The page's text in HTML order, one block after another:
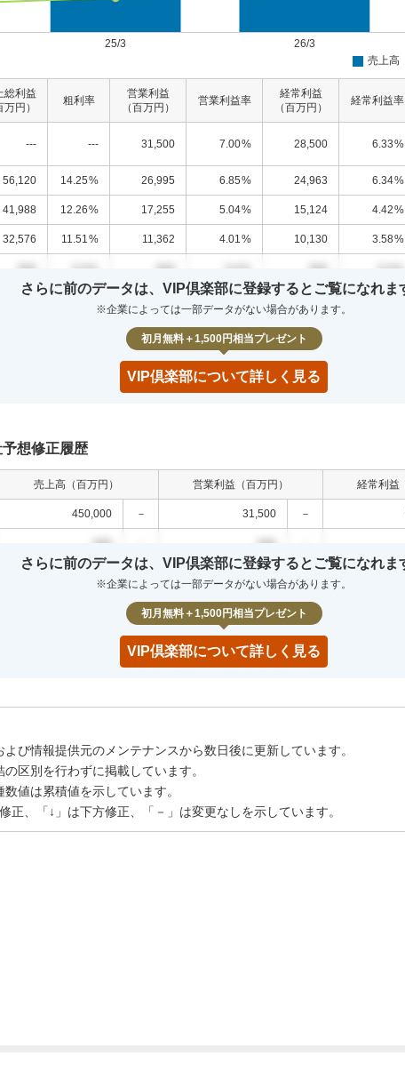
総利益
万円）
粗利率
営業利益
（百万円）
営業利益率
経常利益
（百万円）
経常利益率
--- --- 31,500 7.00% 28,500 6.33%
56,120 14.25% 26,995 6.85% 24,963 6.34%
41,988 12.26% 17,255 5.04% 15,124 4.42%
32,576 11.51 % 11,362 4.01 % 10,130 3.58%
000 0.0% 000 0.0% 000 0.0%
000 0.0% 000
さらに前のデータは、VIP倶楽部に登録するとご覧になれま
※企業によっては一部データがない場合があります。
初月無料＋1,500円相当プレゼント
VIP倶楽部について詳しく見る
想修正履歴
売上高（百万円） 営業利益（百万円） 経常利益
450,000 － 31,500 －
000 000
－ 000 －
さらに前のデータは、VIP倶楽部に登録するとご覧になれま
※企業によっては一部データがない場合があります。
初月無料＋1,500円相当プレゼント
VIP倶楽部について詳しく見る
び情報提供元のメンテナンスから数日後に更新しています。
区別を行わずに掲載しています。
値は累積値を示しています。
正、「↓」は下方修正、「－」は変更なしを示しています。